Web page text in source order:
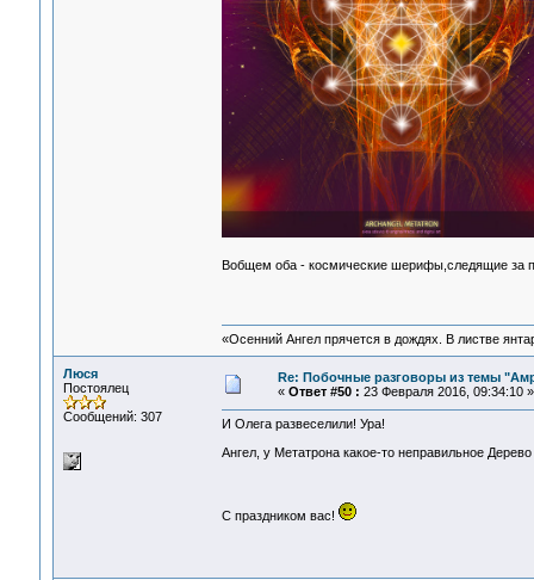
Вобщем оба - космические шерифы,следящие за
«Осенний Ангел прячется в дождях. В листве
Люся
Постоялец
Сообщений: 307
Re: Побочные разговоры из темы
« Ответ #50 : 23 Февраля 2016, 09:34:10 »
И Олега развеселили! Ура!
Ангел, у Метатрона какое-то неправильное
С праздником вас!